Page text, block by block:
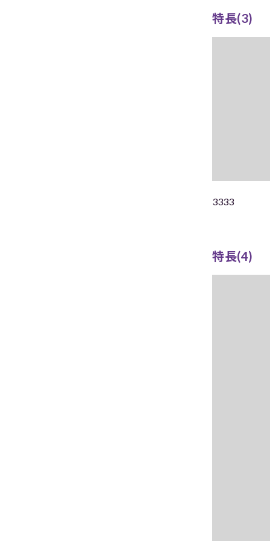
特長(3)
3333
特長(4)